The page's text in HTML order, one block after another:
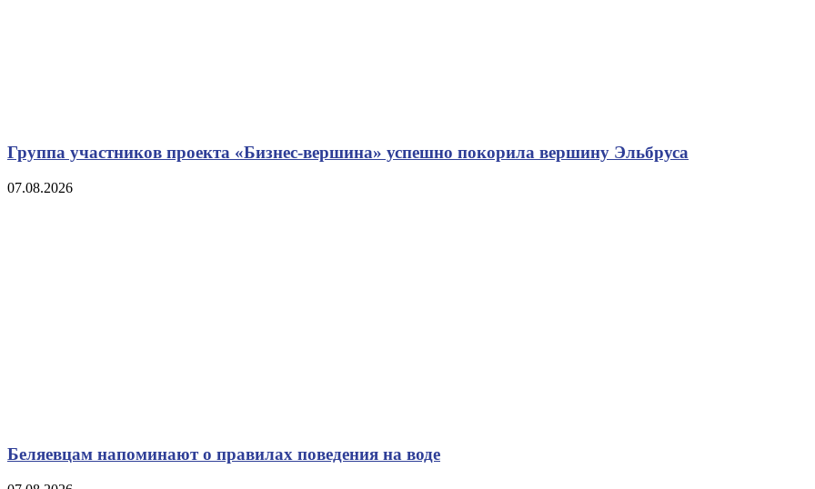
Группа участников проекта «Бизнес‑вершина» успешно покорила вершину Эльбруса
07.08.2026
Беляевцам напоминают о правилах поведения на воде